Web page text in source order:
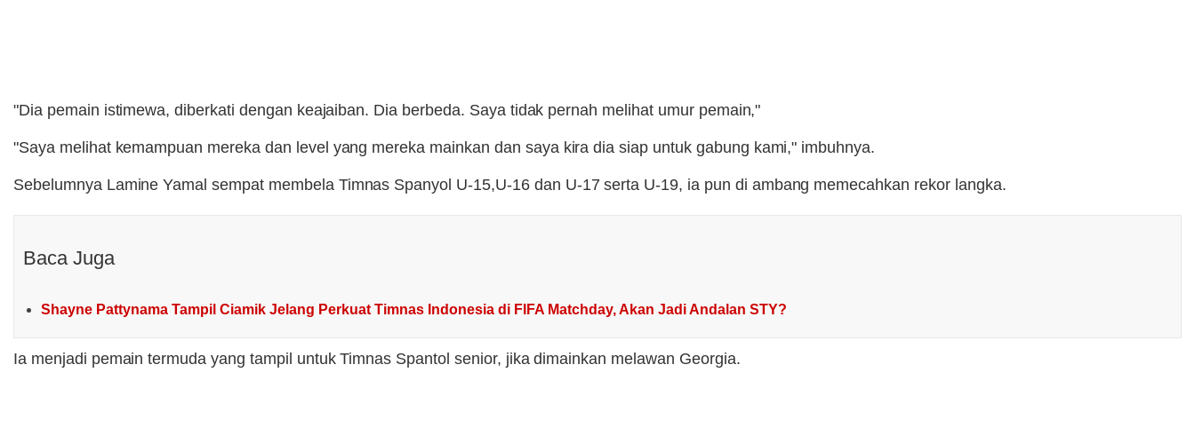
"Dia pemain istimewa, diberkati dengan keajaiban. Dia berbeda. Saya tidak pernah melihat umur pemain,"
"Saya melihat kemampuan mereka dan level yang mereka mainkan dan saya kira dia siap untuk gabung kami," imbuhnya.
Sebelumnya Lamine Yamal sempat membela Timnas Spanyol U-15,U-16 dan U-17 serta U-19, ia pun di ambang memecahkan rekor langka.
Baca Juga
Shayne Pattynama Tampil Ciamik Jelang Perkuat Timnas Indonesia di FIFA Matchday, Akan Jadi Andalan STY?
Ia menjadi pemain termuda yang tampil untuk Timnas Spantol senior, jika dimainkan melawan Georgia.